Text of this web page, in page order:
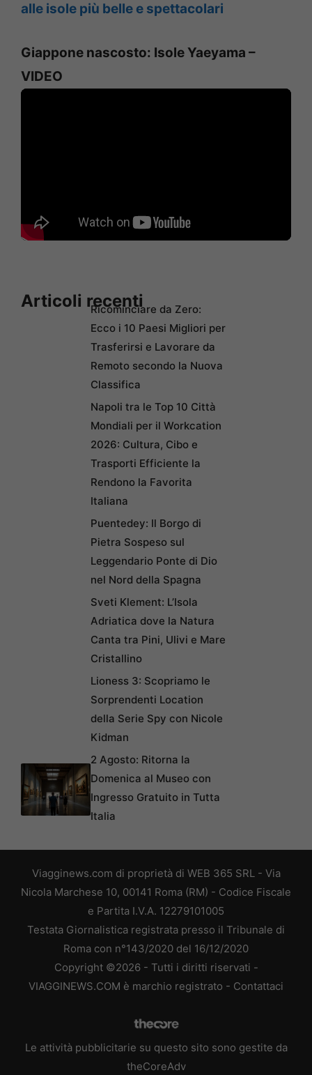
alle isole più belle e spettacolari
Giappone nascosto: Isole Yaeyama –
VIDEO
Articoli recentiRicominciare da Zero:
Ecco i 10 Paesi Migliori per
Trasferirsi e Lavorare da
Remoto secondo la Nuova
Classifica
Napoli tra le Top 10 Città
Mondiali per il Workcation
2026: Cultura, Cibo e
Trasporti Efficiente la
Rendono la Favorita
Italiana
Puentedey: Il Borgo di
Pietra Sospeso sul
Leggendario Ponte di Dio
nel Nord della Spagna
Sveti Klement: L’Isola
Adriatica dove la Natura
Canta tra Pini, Ulivi e Mare
Cristallino
Lioness 3: Scopriamo le
Sorprendenti Location
della Serie Spy con Nicole
Kidman
2 Agosto: Ritorna la
Domenica al Museo con
Ingresso Gratuito in Tutta
Italia
Viagginews.com di proprietà di WEB 365 SRL - Via
Nicola Marchese 10, 00141 Roma (RM) - Codice Fiscale
e Partita I.V.A. 12279101005
Testata Giornalistica registrata presso il Tribunale di
Roma con n°143/2020 del 16/12/2020
Copyright ©2026 - Tutti i diritti riservati -
VIAGGINEWS.COM è marchio registrato - Contattaci
Le attività pubblicitarie su questo sito sono gestite da
theCoreAdv